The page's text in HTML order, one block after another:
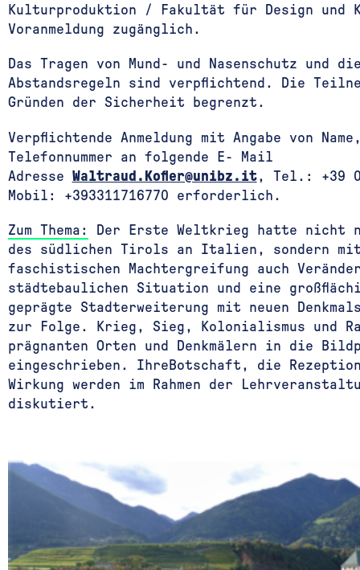
Kulturproduktion / Fakultät für Design und
Voranmeldung zugänglich.
Das Tragen von Mund- und Nasenschutz und
Abstandsregeln sind verpflichtend. Die
Gründen der Sicherheit begrenzt.
Verpflichtende Anmeldung mit Angabe von
Telefonnummer an folgende E- Mail
Adresse Waltraud.Kofler@unibz.it, Tel.: +39
Mobil: +393311716770 erforderlich.
Zum Thema:
Der Erste Weltkrieg hatte nicht
des südlichen Tirols an Italien, sondern
faschistischen Machtergreifung auch
städtebaulichen Situation und eine
geprägte Stadterweiterung mit neuen
zur Folge. Krieg, Sieg, Kolonialismus und
prägnanten Orten und Denkmälern in die
eingeschrieben. IhreBotschaft, die
Wirkung werden im Rahmen der
diskutiert.